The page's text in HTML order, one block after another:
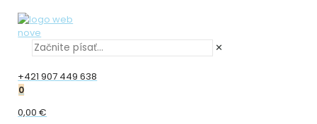
✕
+421 907 449 638
0
0,00 €